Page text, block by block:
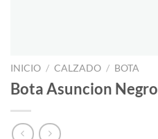
INICIO / CALZADO / BOTA
Bota Asuncion Negro